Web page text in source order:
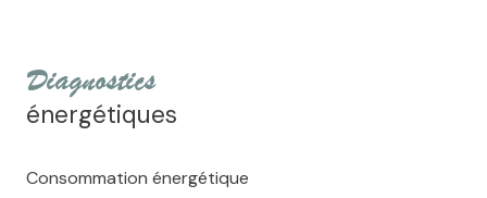
diagnostics
énergétiques
Consommation énergétique